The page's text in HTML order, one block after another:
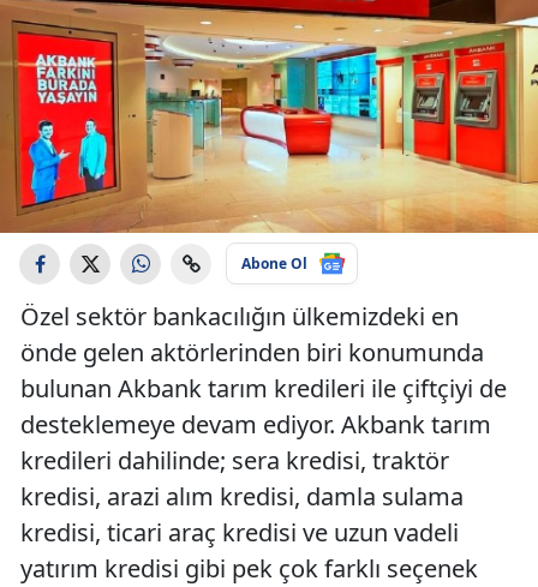
Abone Ol
Özel sektör bankacılığın ülkemizdeki en
önde gelen aktörlerinden biri konumunda
bulunan Akbank tarım kredileri ile çiftçiyi de
desteklemeye devam ediyor. Akbank tarım
kredileri dahilinde; sera kredisi, traktör
kredisi, arazi alım kredisi, damla sulama
kredisi, ticari araç kredisi ve uzun vadeli
yatırım kredisi gibi pek çok farklı seçenek